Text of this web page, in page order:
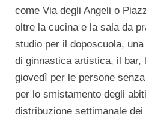
come Via degli Angeli o
oltre la cucina e la sala da
studio per il doposcuola,
di ginnastica artistica, il bar,
giovedì per le persone
per lo smistamento degli
distribuzione settimanale